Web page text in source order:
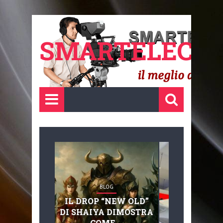
BLOG
IL DROP “NEW OLD”
DI SHAIYA DIMOSTRA